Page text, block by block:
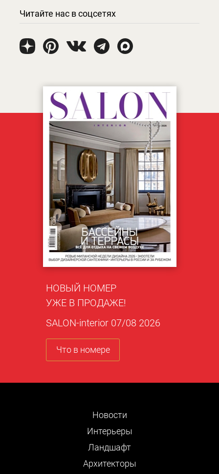
Читайте нас в соцсетях
НОВЫЙ НОМЕР
УЖЕ В ПРОДАЖЕ!
SALON-interior 07/08 2026
Что в номере
Новости
Интерьеры
Ландшафт
Архитекторы